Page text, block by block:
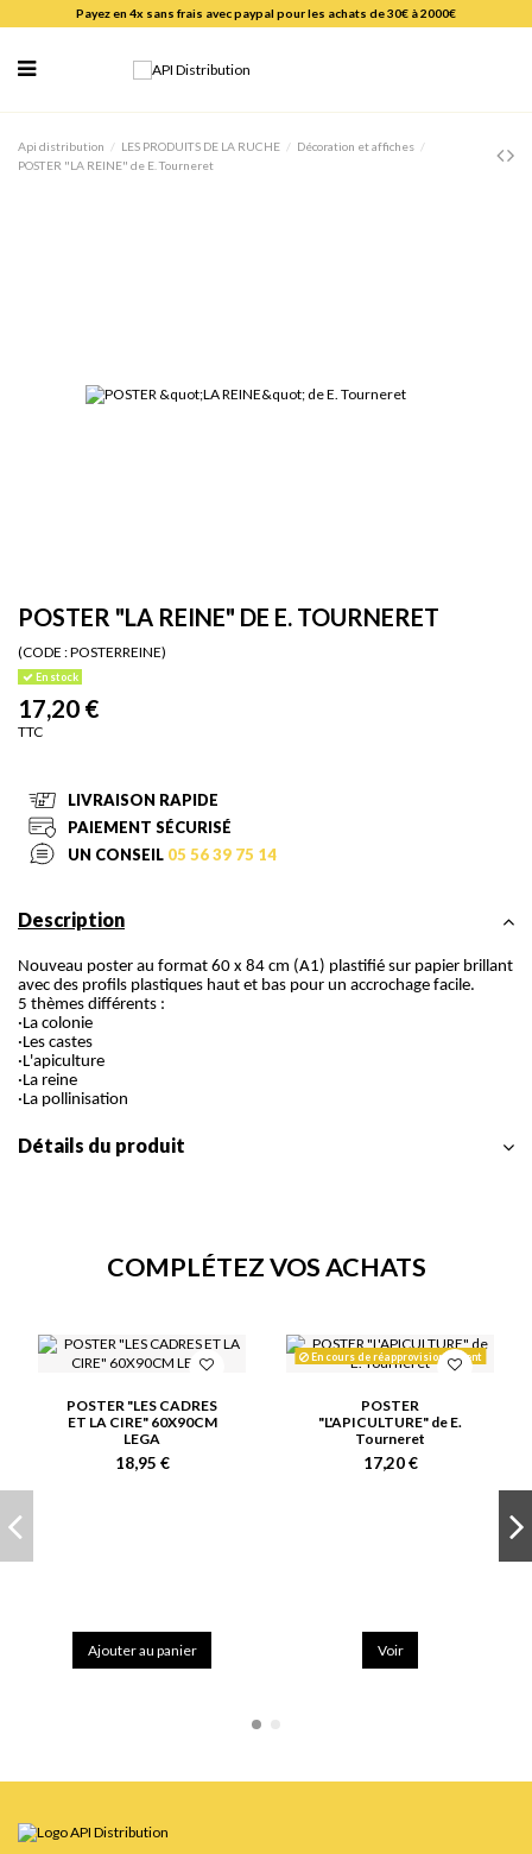
Payez en 4x sans frais avec paypal pour les achats de 30€ à 2000€
Api distribution LES PRODUITS DE LA RUCHE
Décoration et affiches
POSTER "LA REINE" de E. Tourneret
POSTER "LA REINE" DE E. TOURNERET
(CODE :POSTERREINE)
En stock
17,20 €
TTC
LIVRAISON RAPIDE
PAIEMENT SÉCURISÉ
UN CONSEIL 05 56 39 75 14
Description
Nouveau poster au format 60 x 84 cm (A1) plastifié sur papier brillant
avec des profils plastiques haut et bas pour un accrochage facile.
5 thèmes différents :
·La colonie
·Les castes
·L'apiculture
·La reine
·La pollinisation
Détails du produit
COMPLÉTEZ VOS ACHATS
POSTER "LES CADRES
ET LA CIRE" 60X90CM
LEGA
18,95 €
Ajouter au panier
En cours de réapprovisionnement
POSTER
"L'APICULTURE" de E.
Tourneret
17,20 €
Voir